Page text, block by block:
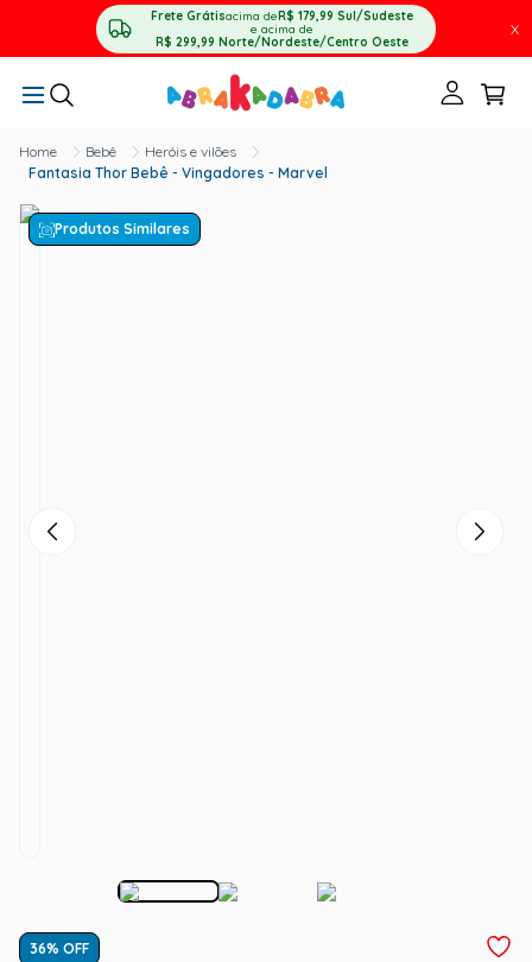
Frete Grátisacima deR$ 179,99 Sul/Sudeste
e acima de
R$ 299,99 Norte/Nordeste/Centro Oeste
X
Bebê
Heróis e vilões
Fantasia Thor Bebê - Vingadores - Marvel
Produtos Similares
36% OFF